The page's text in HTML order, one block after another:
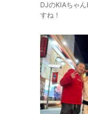
DJのKIAちゃ
すね！